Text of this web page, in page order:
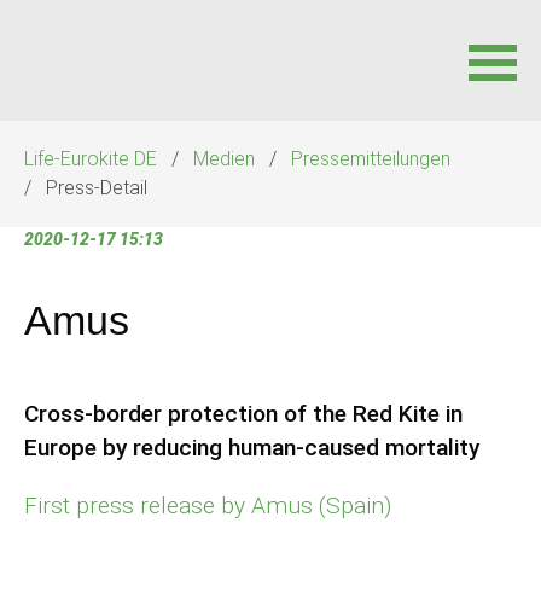
überspringen
Life-Eurokite DE Medien
Pressemitteilungen
Press-Detail
2020-12-17 15:13
Amus
Cross-border protection of the Red Kite in
Europe by reducing human-caused mortality
First press release by Amus (Spain)